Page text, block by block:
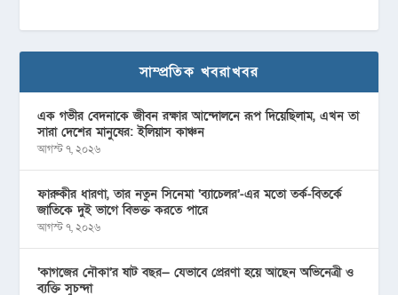
সাম্প্রতিক খবরাখবর
এক গভীর বেদনাকে জীবন রক্ষার আন্দোলনে রূপ দিয়েছিলাম, এখন তা
সারা দেশের মানুষের: ইলিয়াস কাঞ্চন
আগস্ট ৭, ২০২৬
ফারুকীর ধারণা, তার নতুন সিনেমা ‘ব্যাচেলর’-এর মতো তর্ক-বিতর্কে
জাতিকে দুই ভাগে বিভক্ত করতে পারে
আগস্ট ৭, ২০২৬
‘কাগজের নৌকা’র ষাট বছর— যেভাবে প্রেরণা হয়ে আছেন অভিনেত্রী ও
ব্যক্তি সুচন্দা